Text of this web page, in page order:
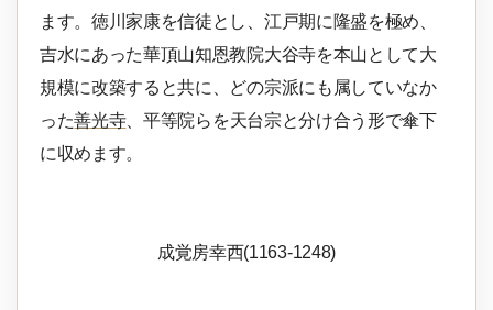
ます。徳川家康を信徒とし、江戸期に隆盛を極め、
吉水にあった華頂山知恩教院大谷寺を本山として大
規模に改築すると共に、どの宗派にも属していなか
った善光寺、平等院らを天台宗と分け合う形で傘下
に収めます。
成覚房幸西(1163-1248)